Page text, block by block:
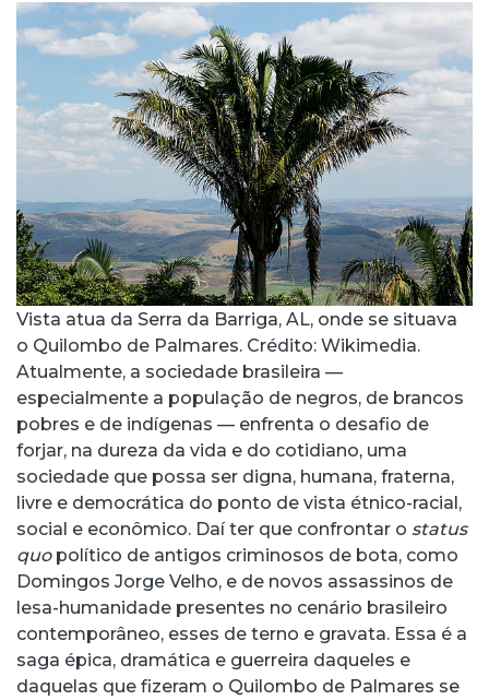
Vista atua da Serra da Barriga, AL, onde se situava
o Quilombo de Palmares. Crédito: Wikimedia.
Atualmente, a sociedade brasileira —
especialmente a população de negros, de brancos
pobres e de indígenas — enfrenta o desafio de
forjar, na dureza da vida e do cotidiano, uma
sociedade que possa ser digna, humana, fraterna,
livre e democrática do ponto de vista étnico-racial,
social e econômico. Daí ter que confrontar o status
quopolítico de antigos criminosos de bota, como
Domingos Jorge Velho, e de novos assassinos de
lesa-humanidade presentes no cenário brasileiro
contemporâneo, esses de terno e gravata. Essa é a
saga épica, dramática e guerreira daqueles e
daquelas que fizeram o Quilombo de Palmares se